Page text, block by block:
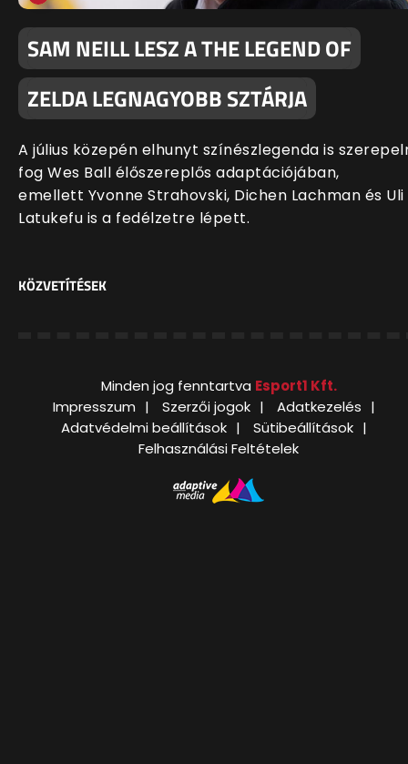
SAM NEILL LESZ A THE LEGEND OF
ZELDA LEGNAGYOBB SZTÁRJA
A július közepén elhunyt színészlegenda is
fog Wes Ball élőszereplős adaptációjában,
emellett Yvonne Strahovski, Dichen Lachman és Uli
Latukefu is a fedélzetre lépett.
KÖZVETÍTÉSEK
Minden jog fenntartva Esport1 Kft.
Impresszum
Szerzői jogok
Adatkezelés
Adatvédelmi beállítások
Sütibeállítások
Felhasználási Feltételek